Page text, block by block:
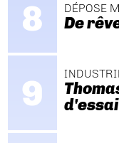
DÉPOSE
De
d'essai